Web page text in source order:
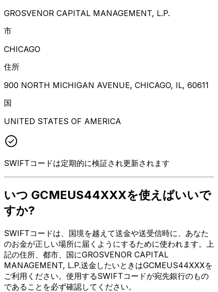
GROSVENOR CAPITAL MANAGEMENT, L.P.
市
CHICAGO
住所
900 NORTH MICHIGAN AVENUE, CHICAGO, IL, 60611
国
UNITED STATES OF AMERICA
SWIFTコードは定期的に検証され更新されます
いつ GCMEUS44XXXを使えばいいで
すか?
SWIFTコードは、国境を越えて送金や送受信時に、あなた
のお金が正しい場所に届くようにするために使われます。上
記の住所、都市、国にGROSVENOR CAPITAL
MANAGEMENT, L.P.送金したいときはGCMEUS44XXXを
ご利用ください。使用するSWIFTコードが宛先銀行のもの
であることを必ず確認してください。